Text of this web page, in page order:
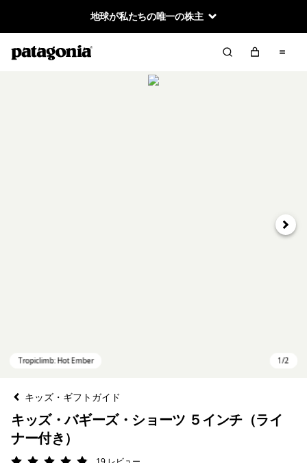
地球が私たちの唯一の株主
次へ
キッズ・ギフトガイド
キッズ・バギーズ・ショーツ ５インチ（ライ
ナー付き）